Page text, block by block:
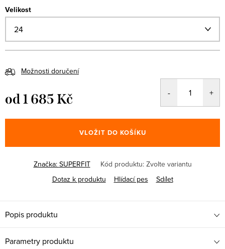
Velikost
Možnosti doručení
od1 685 Kč
cena:
VLOŽIT DO KOŠÍKU
Značka: SUPERFIT Kód produktu: Zvolte variantu
Dotaz k produktu
Hlídací pes Sdílet
Popis produktu
Parametry produktu